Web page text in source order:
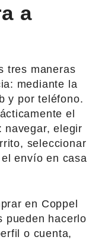
a
tres maneras
mediante la
y por teléfono.
el
navegar, elegir
seleccionar
envío en casa
en Coppel
pueden hacerlo
o cuenta,